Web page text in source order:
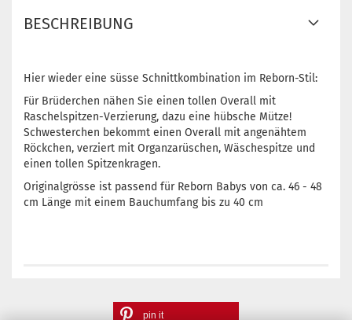
BESCHREIBUNG
Hier wieder eine süsse Schnittkombination im Reborn-Stil:
Für Brüderchen nähen Sie einen tollen Overall mit
Raschelspitzen-Verzierung, dazu eine hübsche Mütze!
Schwesterchen bekommt einen Overall mit angenähtem
Röckchen, verziert mit Organzarüschen, Wäschespitze und
einen tollen Spitzenkragen.
Originalgrösse ist passend für Reborn Babys von ca. 46 - 48
cm Länge mit einem Bauchumfang bis zu 40 cm
pin it